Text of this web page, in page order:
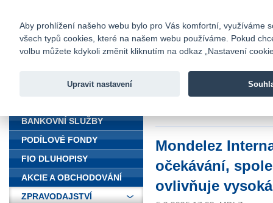
Fio banka
Fio banka
Mondelez
očekávání,
ovlivňuje
BANKOVNÍ SLUŽBY
PODÍLOVÉ FONDY
FIO DLUHOPISY
AKCIE A OBCHODOVÁNÍ
ZPRAVODAJSTVÍ
Aby prohlížení našeho webu bylo pro Vás komfortní, využíváme
všech typů cookies, které na našem webu používáme. Pokud
volbu můžete kdykoli změnit kliknutím na odkaz „Nastavení
Upravit nastavení